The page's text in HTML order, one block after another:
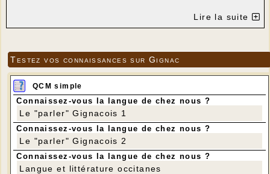
Lire la suite
Testez vos connaissances sur Gignac
QCM simple
Connaissez-vous la langue de chez nous ?
Le "parler" Gignacois 1
Connaissez-vous la langue de chez nous ?
Le "parler" Gignacois 2
Connaissez-vous la langue de chez nous ?
Langue et littérature occitanes